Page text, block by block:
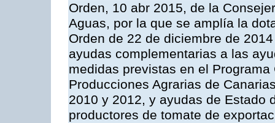
Orden, 10 abr 2015, de la
Aguas, por la que se amplía la
Orden de 22 de diciembre de
ayudas complementarias a las
medidas previstas en el
Producciones Agrarias de
2010 y 2012, y ayudas de Estado
productores de tomate de